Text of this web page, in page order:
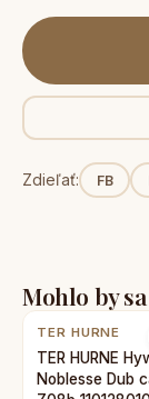
Zdieľať: FB
Mohlo by
TER HURNE
TER HURNE
Noblesse Dub